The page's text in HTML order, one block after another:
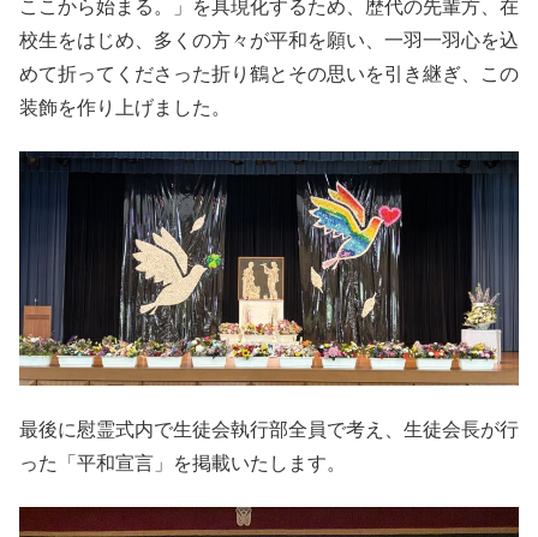
ここから始まる。」を具現化するため、歴代の先輩方、在
校生をはじめ、多くの方々が平和を願い、一羽一羽心を込
めて折ってくださった折り鶴とその思いを引き継ぎ、この
装飾を作り上げました。
最後に慰霊式内で生徒会執行部全員で考え、生徒会長が行
った「平和宣言」を掲載いたします。